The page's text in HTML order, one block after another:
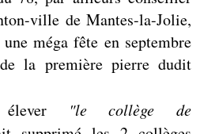
ville de Mantes-la-Jolie,
méga fête en septembre
la première pierre dudit
élever
"le collège de